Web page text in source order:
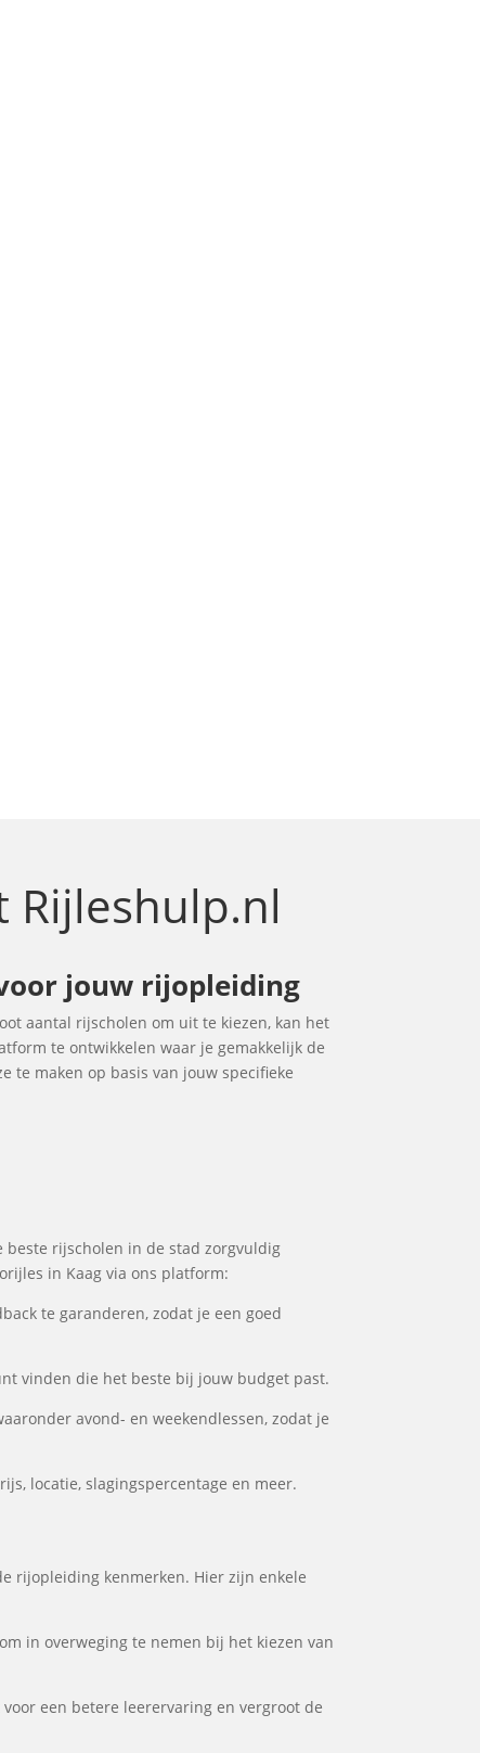
Rijleshulp.nl
jouw rijopleiding
aantal rijscholen om uit te kiezen, kan het
te ontwikkelen waar je gemakkelijk de
te maken op basis van jouw specifieke
rijscholen in de stad zorgvuldig
in Kaag via ons platform:
te garanderen, zodat je een goed
vinden die het beste bij jouw budget past.
avond- en weekendlessen, zodat je
locatie, slagingspercentage en meer.
rijopleiding kenmerken. Hier zijn enkele
in overweging te nemen bij het kiezen van
een betere leerervaring en vergroot de